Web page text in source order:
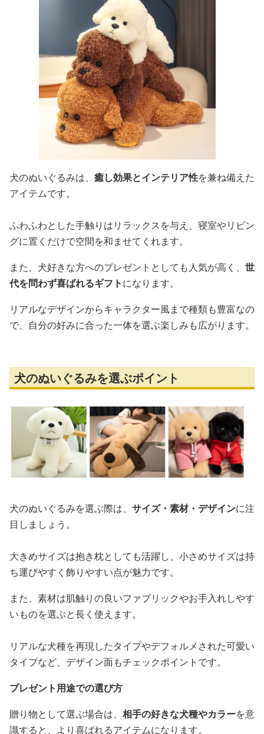
犬のぬいぐるみは、 癒し効果とインテリア性を兼ね備えた
アイテムです。
ふわふわとした手触りはリラックスを与え、寝室やリビン
グに置くだけで空間を和ませてくれます。
また、犬好きな方へのプレゼントとしても人気が高く、 世
代を問わず喜ばれるギフトになります。
リアルなデザインからキャラクター風まで種類も豊富なの
で、自分の好みに合った一体を選ぶ楽しみも広がります。
犬のぬいぐるみを選ぶポイント
犬のぬいぐるみを選ぶ際は、 サイズ・素材・デザインに注
目しましょう。
大きめサイズは抱き枕としても活躍し、小さめサイズは持
ち運びやすく飾りやすい点が魅力です。
また、素材は肌触りの良いファブリックやお手入れしやす
いものを選ぶと長く使えます。
リアルな犬種を再現したタイプやデフォルメされた可愛い
タイプなど、デザイン面もチェックポイントです。
プレゼント用途での選び方
贈り物として選ぶ場合は、 相手の好きな犬種やカラーを意
識すると、より喜ばれるアイテムになります。